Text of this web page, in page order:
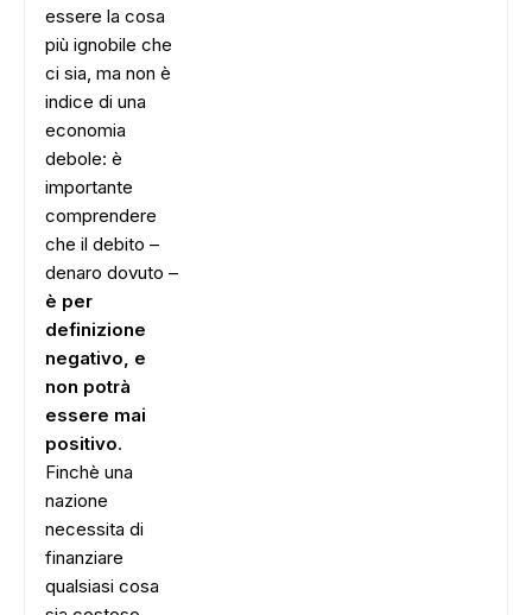
essere la cosa
più ignobile che
ci sia, ma non è
indice di una
economia
debole: è
importante
comprendere
che il debito –
denaro dovuto –
è per
definizione
negativo, e
non potrà
essere mai
positivo.
Finchè una
nazione
necessita di
finanziare
qualsiasi cosa